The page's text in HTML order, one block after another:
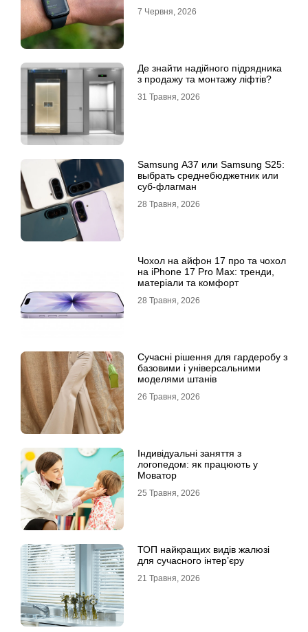
7 Червня, 2026
Де знайти надійного підрядника
з продажу та монтажу ліфтів?
31 Травня, 2026
Samsung A37 или Samsung S25:
выбрать среднебюджетник или
суб-флагман
28 Травня, 2026
Чохол на айфон 17 про та чохол
на iPhone 17 Pro Max: тренди,
матеріали та комфорт
28 Травня, 2026
Сучасні рішення для гардеробу з
базовими і універсальними
моделями штанів
26 Травня, 2026
Індивідуальні заняття з
логопедом: як працюють у
Моватор
25 Травня, 2026
ТОП найкращих видів жалюзі
для сучасного інтер’єру
21 Травня, 2026